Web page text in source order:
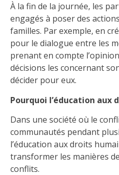
À la fin de la journée, les
engagés à poser des
familles. Par exemple, en
pour le dialogue entre les
prenant en compte
décisions les concernant
décider pour eux.
Pourquoi l’éducation aux
Dans une société où le
communautés pendant
l’éducation aux droits
transformer les manières
conflits.